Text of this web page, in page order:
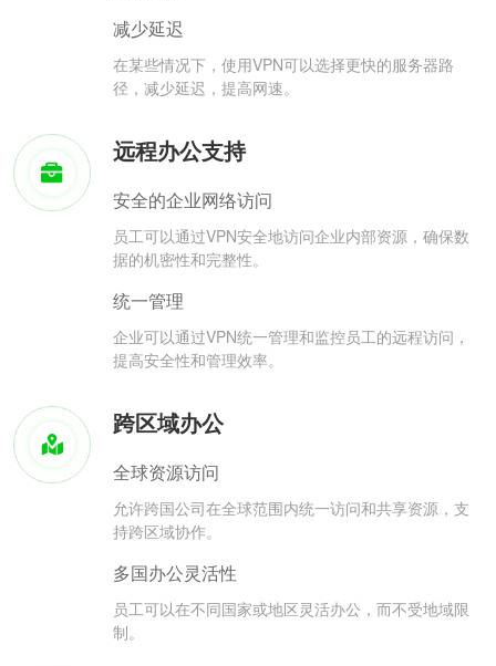
减少延迟
在某些情况下，使用VPN可以选择更快的服务器路
径，减少延迟，提高网速。
远程办公支持
安全的企业网络访问
员工可以通过VPN安全地访问企业内部资源，确保数
据的机密性和完整性。
统一管理
企业可以通过VPN统一管理和监控员工的远程访问，
提高安全性和管理效率。
跨区域办公
全球资源访问
允许跨国公司在全球范围内统一访问和共享资源，支
持跨区域协作。
多国办公灵活性
员工可以在不同国家或地区灵活办公，而不受地域限
制。